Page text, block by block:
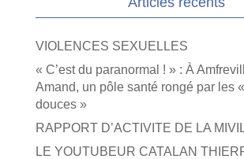
VIOLENCES SEXUELLES
« C’est du paranormal ! » : À
Amand, un pôle santé rongé par les
douces »
RAPPORT D’ACTIVITE DE LA
LE YOUTUBEUR CATALAN